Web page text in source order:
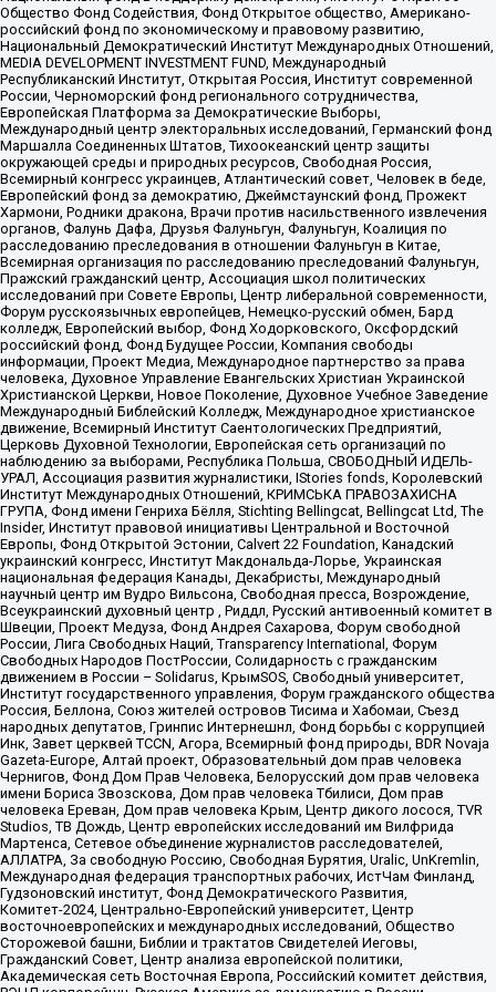
Общество Фонд Содействия, Фонд Открытое общество, Американо-
российский фонд по экономическому и правовому развитию,
Национальный Демократический Институт Международных Отношений,
MEDIA DEVELOPMENT INVESTMENT FUND, Международный
Республиканский Институт, Открытая Россия, Институт современной
России, Черноморский фонд регионального сотрудничества,
Европейская Платформа за Демократические Выборы,
Международный центр электоральных исследований, Германский фонд
Маршалла Соединенных Штатов, Тихоокеанский центр защиты
окружающей среды и природных ресурсов, Свободная Россия,
Всемирный конгресс украинцев, Атлантический совет, Человек в беде,
Европейский фонд за демократию, Джеймстаунский фонд, Прожект
Хармони, Родники дракона, Врачи против насильственного извлечения
органов, Фалунь Дафа, Друзья Фалуньгун, Фалуньгун, Коалиция по
расследованию преследования в отношении Фалуньгун в Китае,
Всемирная организация по расследованию преследований Фалуньгун,
Пражский гражданский центр, Ассоциация школ политических
исследований при Совете Европы, Центр либеральной современности,
Форум русскоязычных европейцев, Немецко-русский обмен, Бард
колледж, Европейский выбор, Фонд Ходорковского, Оксфордский
российский фонд, Фонд Будущее России, Компания свободы
информации, Проект Медиа, Международное партнерство за права
человека, Духовное Управление Евангельских Христиан Украинской
Христианской Церкви, Новое Поколение, Духовное Учебное Заведение
Международный Библейский Колледж, Международное христианское
движение, Всемирный Институт Саентологических Предприятий,
Церковь Духовной Технологии, Европейская сеть организаций по
наблюдению за выборами, Республика Польша, СВОБОДНЫЙ ИДЕЛЬ-
УРАЛ, Ассоциация развития журналистики, IStories fonds, Королевский
Институт Международных Отношений, КРИМСЬКА ПРАВОЗАХИСНА
ГРУПА, Фонд имени Генриха Бёлля, Stichting Bellingcat, Bellingcat Ltd, The
Insider, Институт правовой инициативы Центральной и Восточной
Европы, Фонд Открытой Эстонии, Calvert 22 Foundation, Канадский
украинский конгресс, Институт Макдональда-Лорье, Украинская
национальная федерация Канады, Декабристы, Международный
научный центр им Вудро Вильсона, Свободная пресса, Возрождение,
Всеукраинский духовный центр , Риддл, Русский антивоенный комитет в
Швеции, Проект Медуза, Фонд Андрея Сахарова, Форум свободной
России, Лига Свободных Наций, Transparеncy International, Форум
Свободных Народов ПостРоссии, Солидарность с гражданским
движением в России – Solidarus, КрымSOS, Свободный университет,
Институт государственного управления, Форум гражданского общества
Россия, Беллона, Союз жителей островов Тисима и Хабомаи, Съезд
народных депутатов, Гринпис Интернешнл, Фонд борьбы с коррупцией
Инк, Завет церквей TCCN, Агора, Всемирный фонд природы, BDR Novaja
Gazeta-Europe, Алтай проект, Образовательный дом прав человека
Чернигов, Фонд Дом Прав Человека, Белорусский дом прав человека
имени Бориса Звозскова, Дом прав человека Тбилиси, Дом прав
человека Ереван, Дом прав человека Крым, Центр дикого лосося, TVR
Studios, ТВ Дождь, Центр европейских исследований им Вилфрида
Мартенса, Сетевое объединение журналистов расследователей,
АЛЛАТРА, За свободную Россию, Свободная Бурятия, Uralic, UnKremlin,
Международная федерация транспортных рабочих, ИстЧам Финланд,
Гудзоновский институт, Фонд Демократического Развития,
Комитет-2024, Центрально-Европейский университет, Центр
восточноевропейских и международных исследований, Общество
Сторожевой башни, Библии и трактатов Свидетелей Иеговы,
Гражданский Совет, Центр анализа европейской политики,
Академическая сеть Восточная Европа, Российский комитет действия,